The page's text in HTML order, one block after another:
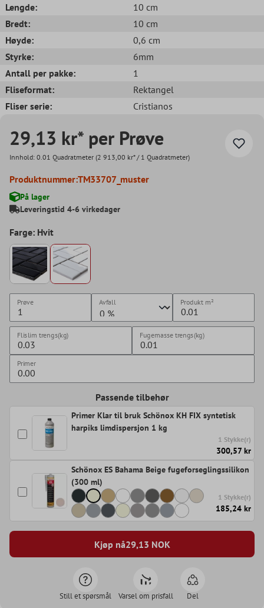
Lengde:
10 cm
Bredt:
10 cm
Høyde:
0,6 cm
Styrke:
6mm
Antall per pakke:
1
Fliseformat:
Rektangel
Fliser serie:
Cristianos
29,13 kr* per Prøve
Innhold: 0.01 Quadratmeter (2 913,00 kr* / 1 Quadratmeter)
Produktnummer:TM33707_muster
På lager
Leveringstid 4-6 virkedager
Farge: Hvit
Prøve Avfall Produkt m²
Flislim trengs(kg) Fugemasse trengs(kg)
Primer
Passende tilbehør
Primer Klar til bruk Schönox KH FIX syntetisk
harpiks limdispersjon 1 kg
1 Stykke(r)
300,57 kr
Schönox ES Bahama Beige fugeforseglingssilikon
(300 ml)
1 Stykke(r)
185,24 kr
Kjøp nå29,13 NOK
Still et spørsmål Varsel om prisfall Del